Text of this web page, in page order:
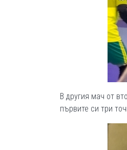
В другия мач от
първите си три